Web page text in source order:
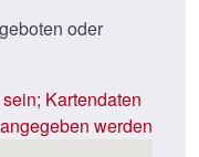
oder
Kartendaten
werden